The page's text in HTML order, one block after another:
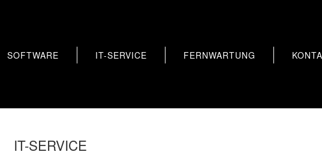
SOFTWARE IT-SERVICE FERNWARTUNG
IT-SERVICE